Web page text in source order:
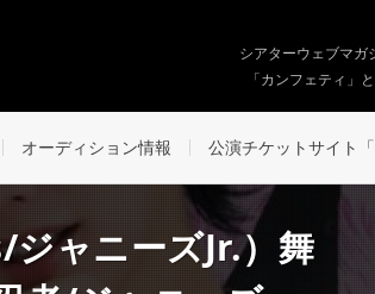
シアターウェブマガ
「カンフェティ」
オーディション情報 公演チケットサイト
ジャニーズJr.）舞